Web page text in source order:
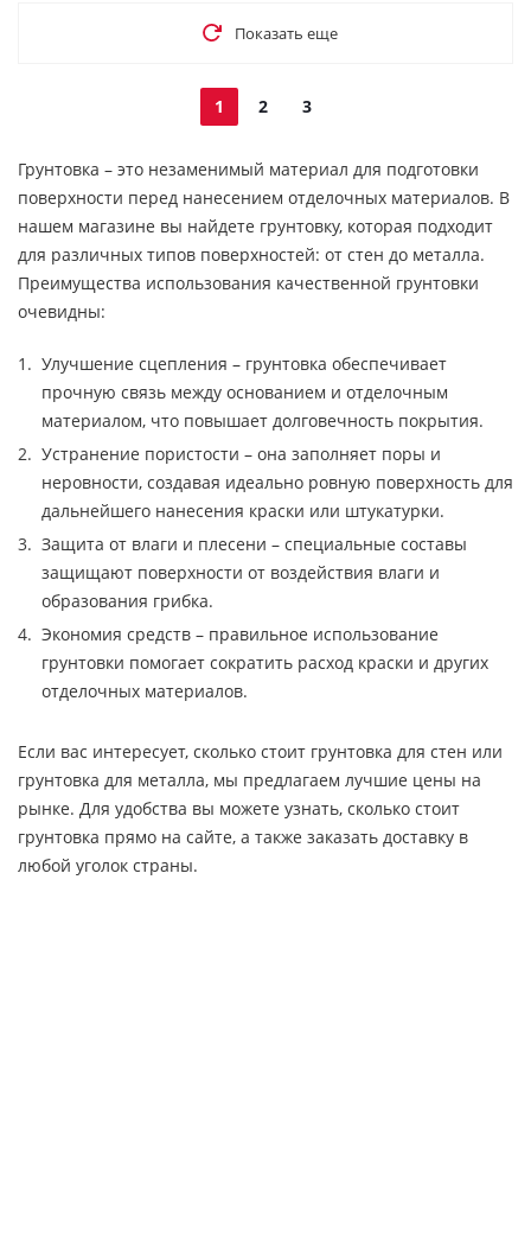
Показать еще
1 2 3
Грунтовка – это незаменимый материал для подготовки
поверхности перед нанесением отделочных материалов. В
нашем магазине вы найдете грунтовку, которая подходит
для различных типов поверхностей: от стен до металла.
Преимущества использования качественной грунтовки
очевидны:
Улучшение сцепления – грунтовка обеспечивает
прочную связь между основанием и отделочным
материалом, что повышает долговечность покрытия.
Устранение пористости – она заполняет поры и
неровности, создавая идеально ровную поверхность для
дальнейшего нанесения краски или штукатурки.
Защита от влаги и плесени – специальные составы
защищают поверхности от воздействия влаги и
образования грибка.
Экономия средств – правильное использование
грунтовки помогает сократить расход краски и других
отделочных материалов.
Если вас интересует, сколько стоит грунтовка для стен или
грунтовка для металла, мы предлагаем лучшие цены на
рынке. Для удобства вы можете узнать, сколько стоит
грунтовка прямо на сайте, а также заказать доставку в
любой уголок страны.